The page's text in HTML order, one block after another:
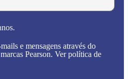
e mensagens através do
Pearson. Ver política de